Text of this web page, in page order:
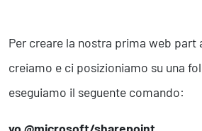
Per creare la nostra prima web part
creiamo e ci posizioniamo su una
eseguiamo il seguente comando: